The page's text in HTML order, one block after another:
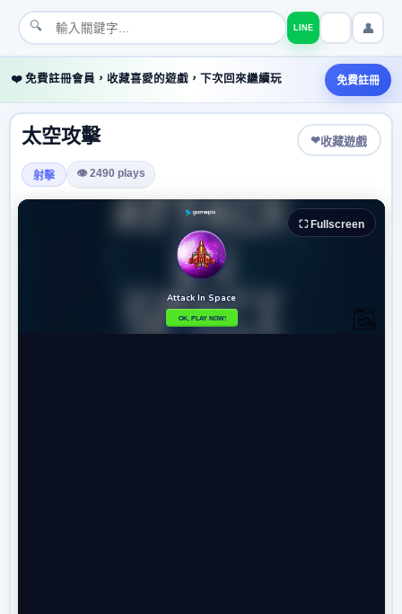
🔍 LINE 👤
❤️ 免費註冊會員，收藏喜愛的遊戲，下次回來繼續玩 免費註冊
太空攻擊 ❤收藏遊戲
射擊 👁 2490 plays
⛶ Fullscreen